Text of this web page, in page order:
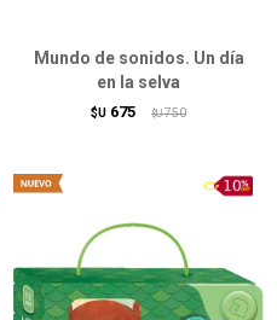
Mundo de sonidos. Un día
en la selva
$U 675 $U 750